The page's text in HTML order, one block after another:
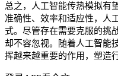
总之，人工智能传热模拟有
准确性、效率和适应性，人
式。尽管存在需要克服的挑
却不容忽视。随着人工智能
挥越来越重要的作用，塑造